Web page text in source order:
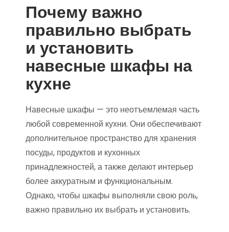
Почему важно
правильно выбрать
и установить
навесные шкафы на
кухне
Навесные шкафы — это неотъемлемая часть
любой современной кухни. Они обеспечивают
дополнительное пространство для хранения
посуды, продуктов и кухонных
принадлежностей, а также делают интерьер
более аккуратным и функциональным.
Однако, чтобы шкафы выполняли свою роль,
важно правильно их выбрать и установить.